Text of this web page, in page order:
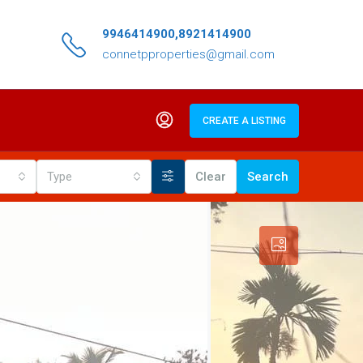
9946414900,8921414900
connetpproperties@gmail.com
CREATE A LISTING
Type Clear Search